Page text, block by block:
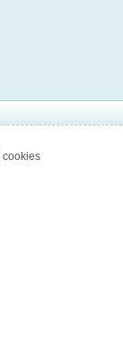
cookies